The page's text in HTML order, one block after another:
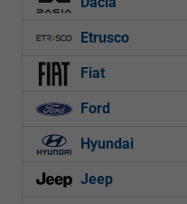
Etrusco
Fiat
Ford
Hyundai
Jeep